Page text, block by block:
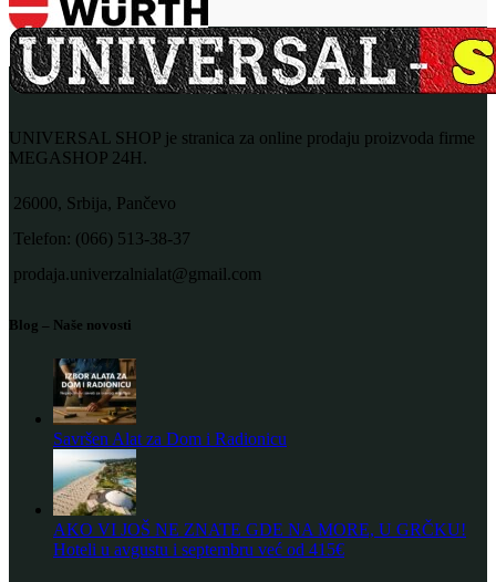
UNIVERSAL SHOP je stranica za online prodaju proizvoda firme
MEGASHOP 24H.
26000, Srbija, Pančevo
Telefon: (066) 513-38-37
prodaja.univerzalnialat@gmail.com
Blog – Naše novosti
Savršen Alat za Dom i Radionicu
AKO VI JOŠ NE ZNATE GDE NA MORE, U GRČKU!
Hoteli u avgustu i septembru već od 415€